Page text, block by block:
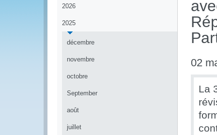
2026
2025
décembre
novembre
octobre
September
août
juillet
02
La